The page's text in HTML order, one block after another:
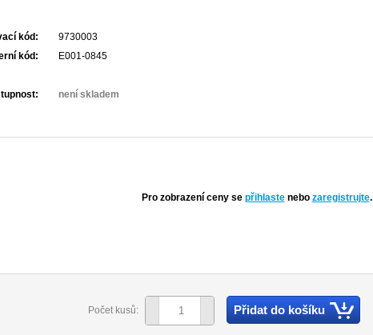
kód:
9730003
kód:
E001-0845
není skladem
Pro zobrazení ceny se přihlaste nebo zaregistrujte.
Počet kusů: Přidat do košíku